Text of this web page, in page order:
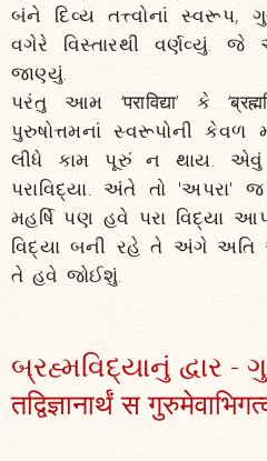
બંને દિવ્ય તત્ત્વોનાં સ્વરૂપ,
વગેરે વિસ્તારથી વર્ણવ્યું.
જાણ્યું.
પરંતુ આમ ‘पराविद्या’ કે
પુરુષોત્તમનાં સ્વરૂપોની કેવળ
લીધે કામ પૂરું ન થાય.
પરાવિદ્યા. અંતે તો 'અપરા'
મહર્ષિ પણ હવે પરા વિદ્યા
વિદ્યા બની રહે તે અંગે
તે હવે જોઈશું.
બ્રહ્મવિદ્યાનું દ્વાર -
तद्विज्ञानार्थं स